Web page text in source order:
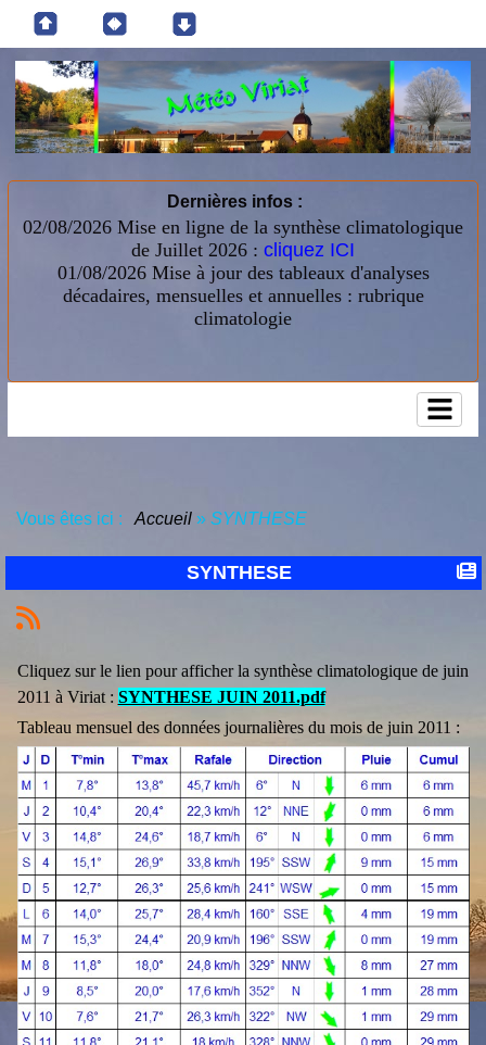
Dernières infos :
02/08/2026 Mise en ligne de la synthèse climatologique
de Juillet 2026 : cliquez ICI
01/08/2026 Mise à jour des tableaux d'analyses
décadaires, mensuelles et annuelles : rubrique
climatologie
Vous êtes ici : Accueil » SYNTHESE
SYNTHESE
Cliquez sur le lien pour afficher la synthèse climatologique de juin
2011 à Viriat : SYNTHESE JUIN 2011.pdf
Tableau mensuel des données journalières du mois de juin 2011 :